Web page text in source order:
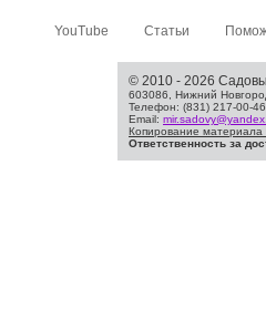
YouTube Статьи
© 2010 - 2026
603086, Нижний
Телефон: (831) 217-00-46
Email:
Копирование материала
Ответственность за